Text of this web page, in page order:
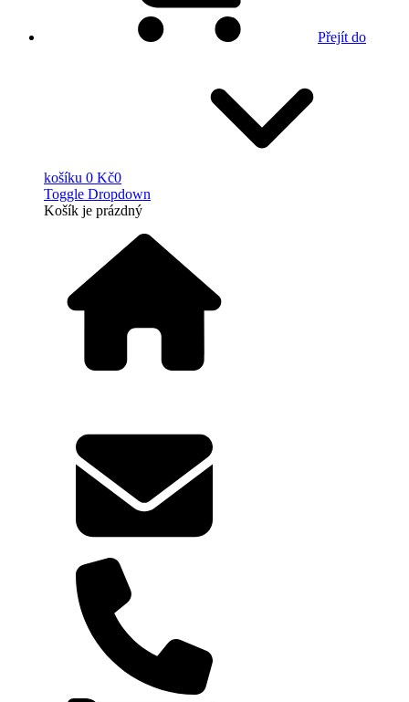
Přejít do
košíku 0 Kč0
Toggle Dropdown
Košík je prázdný